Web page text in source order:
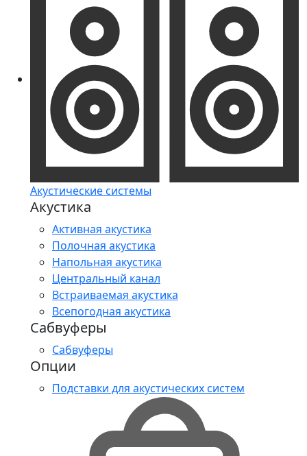
Акустические системы
Акустика
Активная акустика
Полочная акустика
Напольная акустика
Центральный канал
Встраиваемая акустика
Всепогодная акустика
Сабвуферы
Сабвуферы
Опции
Подставки для акустических систем